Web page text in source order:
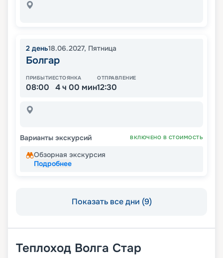
2 день18.06.2027, Пятница
Болгар
ПРИБЫТИЕ
08:00
СТОЯНКА
4 ч 00 мин
ОТПРАВЛЕНИЕ
12:30
Варианты экскурсий ВКЛЮЧЕНО В СТОИМОСТЬ
Обзорная экскурсия
Подробнее
Показать все дни (9)
Теплоход Волга Стар